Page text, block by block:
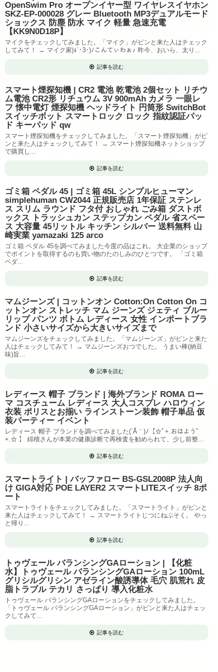
OpenSwim Pro オープンイヤー型 ワイヤレスイヤホン
SKZ-EP-000028 グレー Bluetooth MP3デュアルモード
ショックス 防塵 防水 マイク 軽量 急速充電
【KK9N0D18P】
マイクをチェックしてみました。「マイク」がピンと来た人はチェック
してみて！ → マイク家|ｮ´･3･)ﾉこんてぃわぁ♪ 昨今、おいら、太り...
記事を読む
スマート煙探知機 | CR2 電池 乾電池 2個セット リチウ
ム電池 CR2形 リチュウム 3V 900mAh カメラ 一眼レ
フ 懐中電灯 煙探知機 ヘッドライト 円筒形 SwitchBot
スイッチボット スマートロック ロック 指紋認証パッ
ド キーパッド qw
スマート煙探知機をチェックしてみました。「スマート煙探知機」がピ
ンと来た人はチェックしてみて！ → スマート煙探知機ネットショップ
で購買し...
記事を読む
ゴミ箱 ペダル 45 | ゴミ箱 45L シンプルヒューマン
simplehuman CW2044 正規販売店 1年保証 ステンレ
ス スリム ラウンド フタ付 おしゃれ ごみ箱 ダストボ
ックス トラッシュカン ステップカン ペダル 省スペー
ス 大容量 45リットル キッチン シルバー 送料無料 山
崎実業 yamazaki 125 arco
ゴミ箱 ペダル 45を調べてみました今度の品はこれ。 大企業のショップ
でポイントを取得するのも買い物のたのしみのひとつです。 「ゴミ箱
ペダ...
記事を読む
マムジーンズ | コットンオン Cotton:On Cotton On コ
ットンオン ストレッチ マム ジーンズ ジェティ ブルー
リップ パンツ ボトム レディース 女性 インポートブラ
ンド 小さいサイズから大きいサイズまで
マムジーンズをチェックしてみました。「マムジーンズ」がピンと来た
人はチェックしてみて！ → マムジーンズおつでした。 うまい棒(納豆
味)旨...
記事を読む
レディース 帽子 ブランド | 海外ブランド ROMA ロー
マ コスチューム レディース 大人コスプレ ハロウィン
衣装 ポリスとお揃い ラインストーン装飾 帽子単品 仮
装パーティー イベント
レディース 帽子 ブランドを調べてみました(´Å｀)ﾉ【☆ﾟ+.おはようﾟ
+.☆ 】 緋積さんが本業の健康診断で再検査を勧められて、少し前整...
記事を読む
スマートライト | バッファロー BS-GSL2008P 法人向
け GIGA対応 POE LAYER2 スマートLITEスイッチ 8ポ
ート
スマートライトをチェックしてみました。「スマートライト」がピンと
来た人はチェックしてみて！ → スマートライトじつにねぶそく。 やっ
と帰り...
記事を読む
トゥヴェール バランシングGAローション | 【化粧
水】トゥヴェール バランシングGAローション 100mL
グリシルグリシン アゼライン酸誘導体 毛穴 肌荒れ 皮
脂トラブル テカリ さっぱり 導入化粧水
トゥヴェール バランシングGAローションをチェックしてみました。
「トゥヴェール バランシングGAローション」がピンと来た人はチェッ
クしてみて...
記事を読む